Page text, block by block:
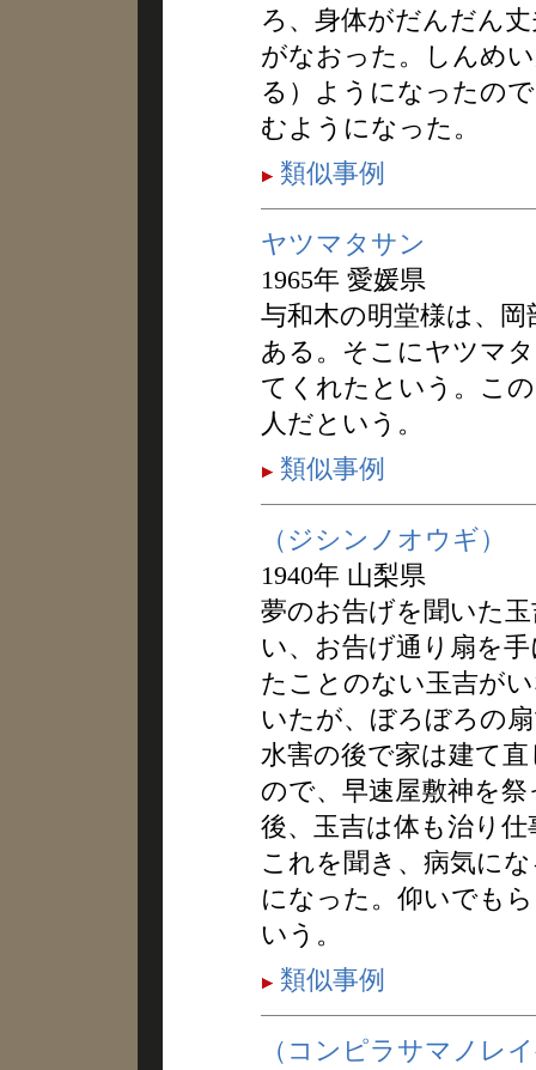
ろ、身体がだんだん
がなおった。しんめ
る）ようになったの
むようになった。
類似事例
ヤツマタサン
1965年 愛媛県
与和木の明堂様は、
ある。そこにヤツマ
てくれたという。こ
人だという。
類似事例
（ジシンノオウギ）
1940年 山梨県
夢のお告げを聞いた
い、お告げ通り扇を
たことのない玉吉が
いたが、ぼろぼろの
水害の後で家は建て
ので、早速屋敷神を
後、玉吉は体も治り
これを聞き、病気に
になった。仰いでも
いう。
類似事例
（コンピラサマノレ